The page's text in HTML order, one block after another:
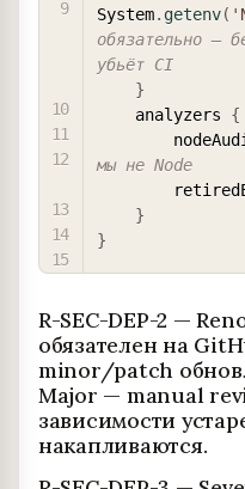
System. getenv(
обязательно —
убьёт CI
}
    analyzers
{
мы не Node
}
}
R-SEC-DEP-2 —
обязателен на
minor/patch
Major — manual
зависимости
накапливаются.